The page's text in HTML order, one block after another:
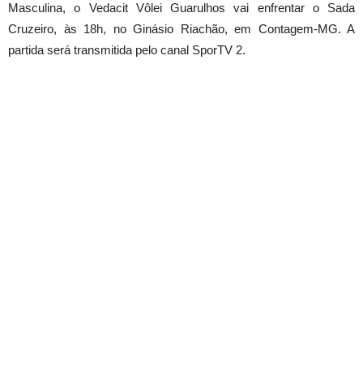
Masculina, o Vedacit Vôlei Guarulhos vai enfrentar o Sada
Cruzeiro, às 18h, no Ginásio Riachão, em Contagem-MG. A
partida será transmitida pelo canal SporTV 2.